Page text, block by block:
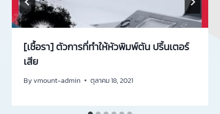
[เชื้อรา] ตัวการที่ทำให้หัวพิมพ์ตัน ปริ้นเตอร์
เสีย
Byvmount-admin ตุลาคม 18, 2021